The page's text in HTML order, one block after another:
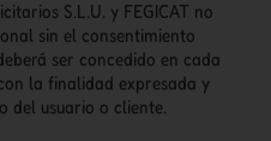
S.L.U. y FEGICAT no
sin el consentimiento
ser concedido en cada
la finalidad expresada y
del usuario o cliente.